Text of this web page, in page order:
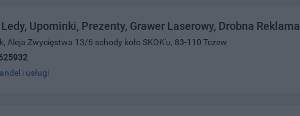
Upominki, Prezenty, Grawer Laserowy, Drobna Reklama
Aleja Zwycięstwa 13/6 schody koło SKOK'u, 83-110 Tczew
i usługi